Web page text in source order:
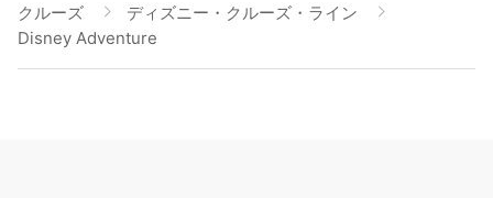
クルーズ
ディズニー・クルーズ・ライン
Disney Adventure